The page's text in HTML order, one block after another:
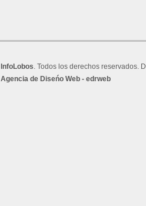
InfoLobos. Todos los derechos reservados.
Agencia de Diseńo Web - edrweb